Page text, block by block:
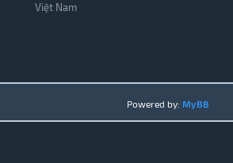
Việt Nam
Powered by: MyBB